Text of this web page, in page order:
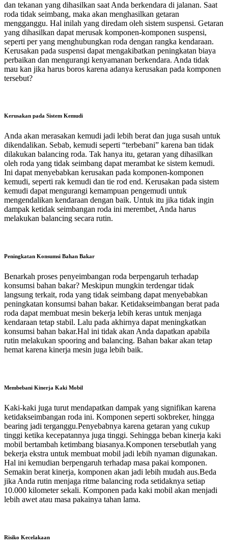
dan tekanan yang dihasilkan saat Anda berkendara di jalanan. Saat
roda tidak seimbang, maka akan menghasilkan getaran
mengganggu. Hal inilah yang diredam oleh sistem suspensi. Getaran
yang dihasilkan dapat merusak komponen-komponen suspensi,
seperti per yang menghubungkan roda dengan rangka kendaraan.
Kerusakan pada suspensi dapat mengakibatkan peningkatan biaya
perbaikan dan mengurangi kenyamanan berkendara. Anda tidak
mau kan jika harus boros karena adanya kerusakan pada komponen
tersebut?
Kerusakan pada Sistem Kemudi
Anda akan merasakan kemudi jadi lebih berat dan juga susah untuk
dikendalikan. Sebab, kemudi seperti “terbebani” karena ban tidak
dilakukan balancing roda. Tak hanya itu, getaran yang dihasilkan
oleh roda yang tidak seimbang dapat merambat ke sistem kemudi.
Ini dapat menyebabkan kerusakan pada komponen-komponen
kemudi, seperti rak kemudi dan tie rod end. Kerusakan pada sistem
kemudi dapat mengurangi kemampuan pengemudi untuk
mengendalikan kendaraan dengan baik. Untuk itu jika tidak ingin
dampak ketidak seimbangan roda ini merembet, Anda harus
melakukan balancing secara rutin.
Peningkatan Konsumsi Bahan Bakar
Benarkah proses penyeimbangan roda berpengaruh terhadap
konsumsi bahan bakar? Meskipun mungkin terdengar tidak
langsung terkait, roda yang tidak seimbang dapat menyebabkan
peningkatan konsumsi bahan bakar. Ketidakseimbangan berat pada
roda dapat membuat mesin bekerja lebih keras untuk menjaga
kendaraan tetap stabil. Lalu pada akhirnya dapat meningkatkan
konsumsi bahan bakar.Hal ini tidak akan Anda dapatkan apabila
rutin melakukan spooring and balancing. Bahan bakar akan tetap
hemat karena kinerja mesin juga lebih baik.
Membebani Kinerja Kaki Mobil
Kaki-kaki juga turut mendapatkan dampak yang signifikan karena
ketidakseimbangan roda ini. Komponen seperti sokbreker, hingga
bearing jadi terganggu.Penyebabnya karena getaran yang cukup
tinggi ketika kecepatannya juga tinggi. Sehingga beban kinerja kaki
mobil bertambah ketimbang biasanya.Komponen tersebutlah yang
bekerja ekstra untuk membuat mobil jadi lebih nyaman digunakan.
Hal ini kemudian berpengaruh terhadap masa pakai komponen.
Semakin berat kinerja, komponen akan jadi lebih mudah aus.Beda
jika Anda rutin menjaga ritme balancing roda setidaknya setiap
10.000 kilometer sekali. Komponen pada kaki mobil akan menjadi
lebih awet atau masa pakainya tahan lama.
Risiko Kecelakaan